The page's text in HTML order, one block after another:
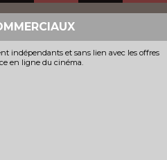
indépendants et sans lien avec les offres
en ligne du cinéma.